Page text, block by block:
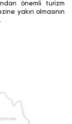
önemli turizm
yakın olmasının